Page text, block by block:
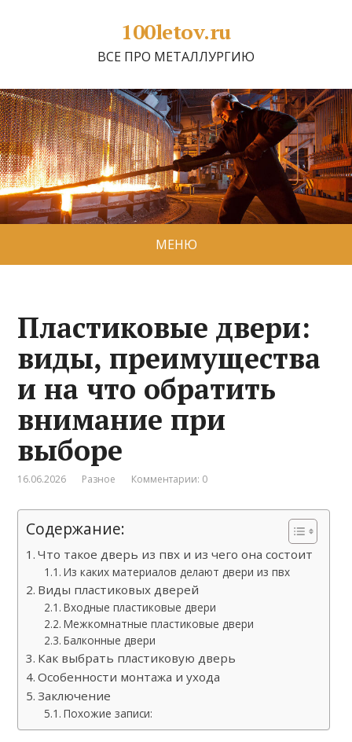
100letov.ru
ВСЕ ПРО МЕТАЛЛУРГИЮ
МЕНЮ
Пластиковые двери:
виды, преимущества
и на что обратить
внимание при
выборе
16.06.2026 Разное Комментарии: 0
Содержание:
Что такое дверь из пвх и из чего она состоит
Из каких материалов делают двери из пвх
Виды пластиковых дверей
Входные пластиковые двери
Межкомнатные пластиковые двери
Балконные двери
Как выбрать пластиковую дверь
Особенности монтажа и ухода
Заключение
Похожие записи: